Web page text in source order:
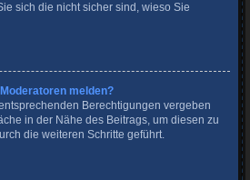
sich die nicht sicher sind, wieso Sie
melden?
Berechtigungen vergeben
in der Nähe des Beitrags, um diesen zu
die weiteren Schritte geführt.